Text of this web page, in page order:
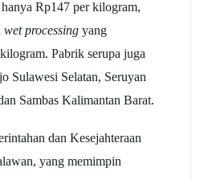
Rp147 per kilogram,
wet processing yang
Pabrik serupa juga
Sulawesi Selatan, Seruyan
Sambas Kalimantan Barat.
dan Kesejahteraan
yang memimpin